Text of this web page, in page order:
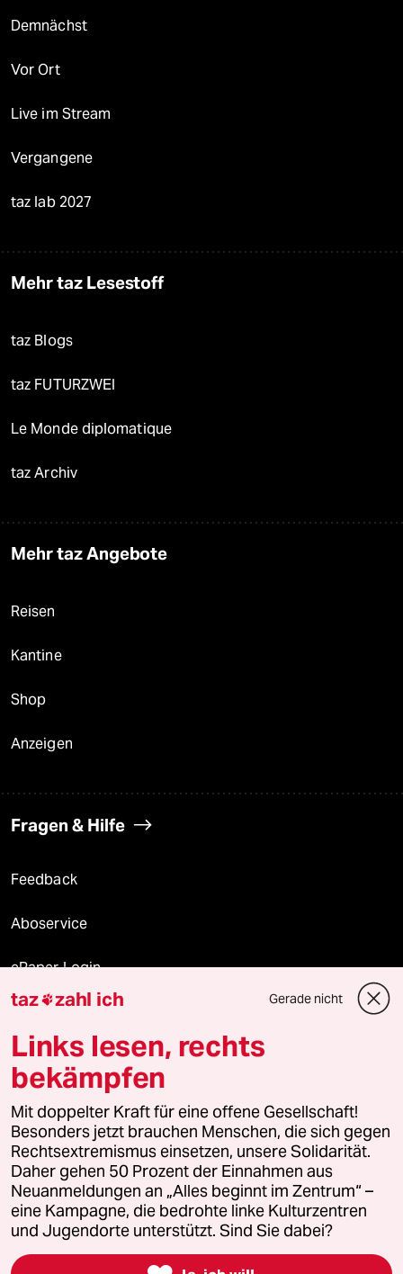
Demnächst
Vor Ort
Live im Stream
Vergangene
taz lab 2027
Mehr taz Lesestoff
taz Blogs
taz FUTURZWEI
Le Monde diplomatique
taz Archiv
Mehr taz Angebote
Reisen
Kantine
Shop
Anzeigen
Fragen & Hilfe
Feedback
Aboservice
ePaper Login
Downloads für Abonnierende
© 2026 taz Verlags und Vertriebs GmbH
Alle Rechte vorbehalten. Bei rechtlichen Fragen oder für Genehmigungen
wenden Sie sich bitte an
lizenzen@taz.de
Feedback Redaktionsstatut Kommune-Richtlinien
Leitlinie Informant Datenschutz Impressum AGB
Seitenwende Einwilligungen widerrufen (Ads)
taz zahl ich Gerade nicht
Links lesen, rechts
bekämpfen
Mit doppelter Kraft für eine offene Gesellschaft!
Besonders jetzt brauchen Menschen, die sich gegen
Rechtsextremismus einsetzen, unsere Solidarität.
Daher gehen 50 Prozent der Einnahmen aus
Neuanmeldungen an „Alles beginnt im Zentrum“ –
eine Kampagne, die bedrohte linke Kulturzentren
und Jugendorte unterstützt. Sind Sie dabei?